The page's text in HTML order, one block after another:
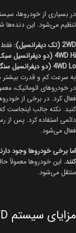
تنظیم می‌شود. این دنده‌ها
2WD (تک دیفرانسیل):
4WD Hi (دو دیفرانسیل سبک):
4WD Lo (دو دیفرانسیل سنگین):
به سرعت کم و قدرت بیشتر
دائمی استفاده کرد. پس
فعال می‌شود.
کنند.
منتقل می‌شود.
مزایای سیستم ۴WD (چهار چرخ متحرک)